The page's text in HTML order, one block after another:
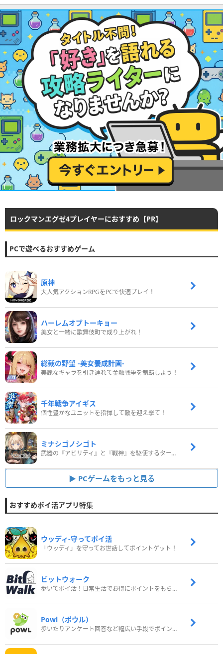
ロックマンエグゼ4プレイヤーにおすすめ【PR】
PCで遊べるおすすめゲーム
原神
大人気アクションRPGをPCで快適プレイ！
ハーレムオブトーキョー
美女と一緒に歌舞伎町で成り上がれ！
総裁の野望 -美女養成計画-
美麗なキャラを引き連れて金融戦争を制覇しよう！
千年戦争アイギス
個性豊かなユニットを指揮して敵を迎え撃て！
ミナシゴノシゴト
武器の『アビリティ』と『戦神』を駆使するターン制コマンドバトルRPG！
PCゲームをもっと見る
おすすめポイ活アプリ特集
ウッディ‐守ってポイ活
「ウッディ」を守ってお世話してポイントゲット！
ビットウォーク
歩いてポイ活！日常生活でお得にポイントをもらおう
Powl（ポウル）
歩いたりアンケート回答など幅広い手段でポイントをゲット